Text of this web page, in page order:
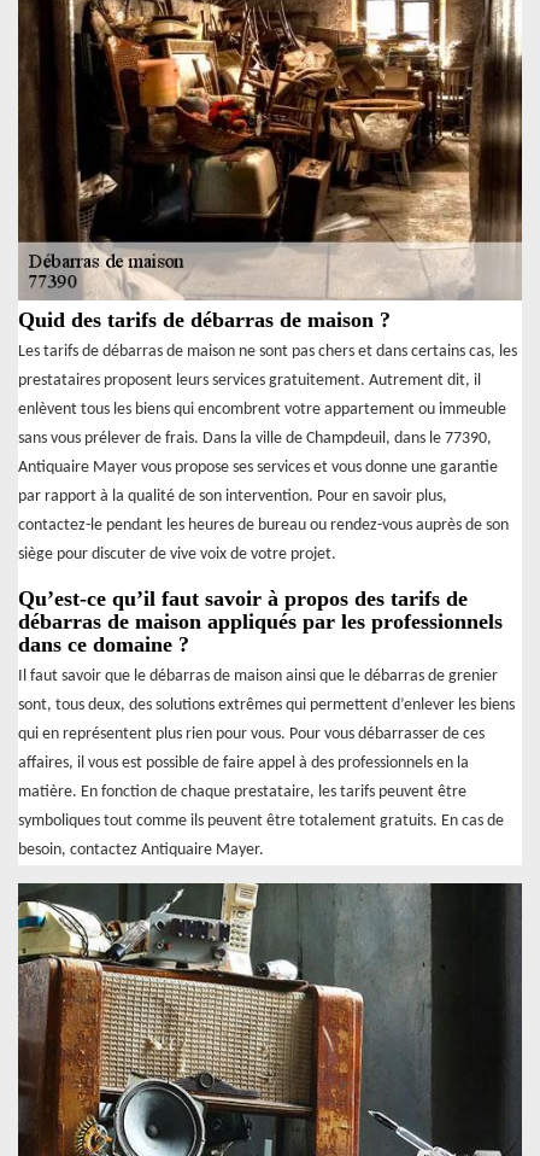
Quid des tarifs de débarras de maison ?
Les tarifs de débarras de maison ne sont pas chers et dans certains cas, les
prestataires proposent leurs services gratuitement. Autrement dit, il
enlèvent tous les biens qui encombrent votre appartement ou immeuble
sans vous prélever de frais. Dans la ville de Champdeuil, dans le 77390,
Antiquaire Mayer vous propose ses services et vous donne une garantie
par rapport à la qualité de son intervention. Pour en savoir plus,
contactez-le pendant les heures de bureau ou rendez-vous auprès de son
siège pour discuter de vive voix de votre projet.
Qu’est-ce qu’il faut savoir à propos des tarifs de
débarras de maison appliqués par les professionnels
dans ce domaine ?
Il faut savoir que le débarras de maison ainsi que le débarras de grenier
sont, tous deux, des solutions extrêmes qui permettent d’enlever les biens
qui en représentent plus rien pour vous. Pour vous débarrasser de ces
affaires, il vous est possible de faire appel à des professionnels en la
matière. En fonction de chaque prestataire, les tarifs peuvent être
symboliques tout comme ils peuvent être totalement gratuits. En cas de
besoin, contactez Antiquaire Mayer.